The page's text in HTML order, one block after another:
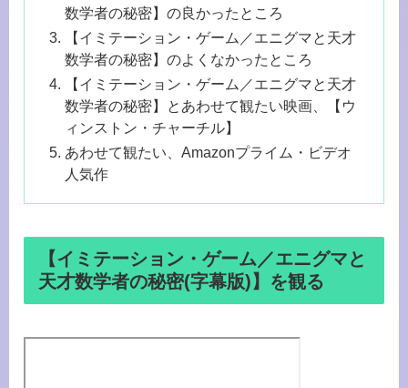
数学者の秘密】の良かったところ
【イミテーション・ゲーム／エニグマと天才
数学者の秘密】のよくなかったところ
【イミテーション・ゲーム／エニグマと天才
数学者の秘密】とあわせて観たい映画、【ウ
ィンストン・チャーチル】
あわせて観たい、Amazonプライム・ビデオ
人気作
【イミテーション・ゲーム／エニグマと
天才数学者の秘密(字幕版)】を観る